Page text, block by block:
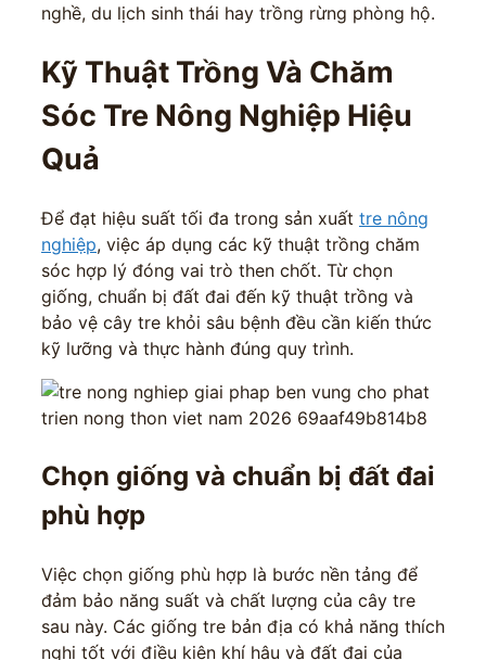
nghề, du lịch sinh thái hay trồng rừng phòng hộ.
Kỹ Thuật Trồng Và Chăm
Sóc Tre Nông Nghiệp Hiệu
Quả
Để đạt hiệu suất tối đa trong sản xuất tre nông
nghiệp, việc áp dụng các kỹ thuật trồng chăm
sóc hợp lý đóng vai trò then chốt. Từ chọn
giống, chuẩn bị đất đai đến kỹ thuật trồng và
bảo vệ cây tre khỏi sâu bệnh đều cần kiến thức
kỹ lưỡng và thực hành đúng quy trình.
Chọn giống và chuẩn bị đất đai
phù hợp
Việc chọn giống phù hợp là bước nền tảng để
đảm bảo năng suất và chất lượng của cây tre
sau này. Các giống tre bản địa có khả năng thích
nghi tốt với điều kiện khí hậu và đất đai của